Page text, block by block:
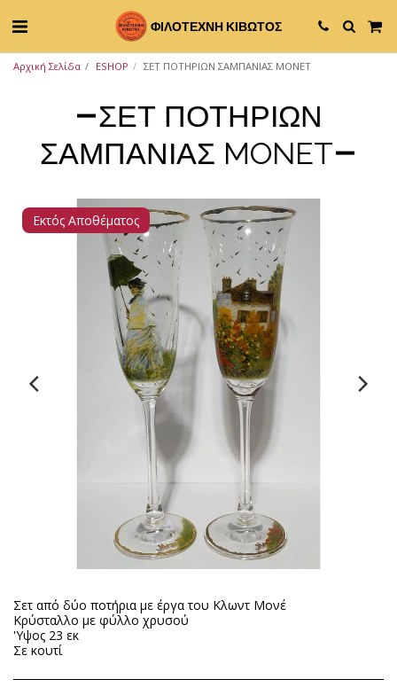
ΦΙΛΟΤΕΧΝΗ ΚΙΒΩΤΟΣ
Αρχική Σελίδα ESHOP ΣΕΤ ΠΟΤΗΡΙΩΝ ΣΑΜΠΑΝΙΑΣ MONET
ΣΕΤ ΠΟΤΗΡΙΩΝ
ΣΑΜΠΑΝΙΑΣ MONET
Εκτός Αποθέματος
Σετ από δύο ποτήρια με έργα του Κλωντ Μονέ
Kρύσταλλο με φύλλο χρυσού
'Υψος 23 εκ
Σε κουτί